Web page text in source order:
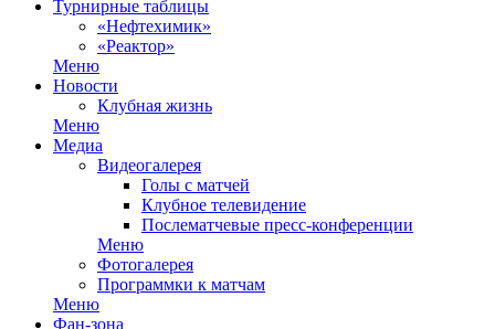
Турнирные таблицы
«Нефтехимик»
«Реактор»
Меню
Новости
Клубная жизнь
Меню
Медиа
Видеогалерея
Голы с матчей
Клубное телевидение
Послематчевые пресс-конференции
Меню
Фотогалерея
Программки к матчам
Меню
Фан-зона